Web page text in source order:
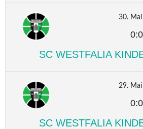
30.
SC WESTFALIA
29.
SC WESTFALIA